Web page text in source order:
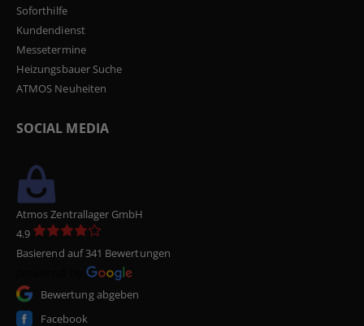
Soforthilfe
Kundendienst
Messetermine
Heizungsbauer Suche
ATMOS Neuheiten
SOCIAL MEDIA
Atmos Zentrallager GmbH
4.9
Basierend auf 341 Bewertungen
Bewertung abgeben
Facebook